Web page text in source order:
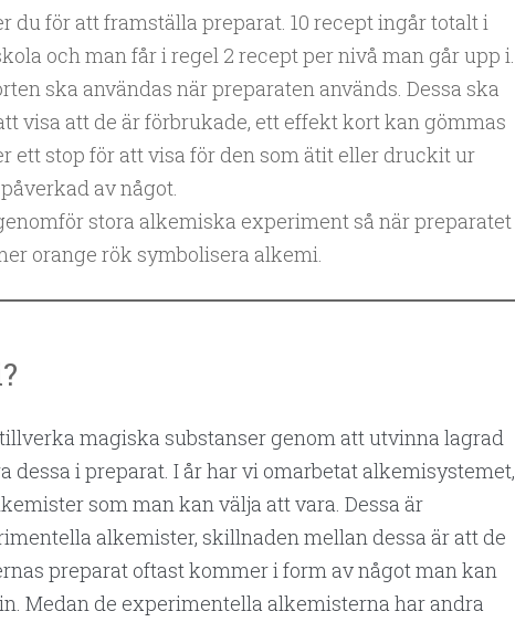
du för att framställa preparat. 10 recept ingår totalt i
och man får i regel 2 recept per nivå man går upp i.
ska användas när preparaten används. Dessa ska
visa att de är förbrukade, ett effekt kort kan gömmas
ett stop för att visa för den som ätit eller druckit ur
av något.
stora alkemiska experiment så när preparatet
orange rök symbolisera alkemi.
magiska substanser genom att utvinna lagrad
dessa i preparat. I år har vi omarbetat alkemisystemet,
som man kan välja att vara. Dessa är
alkemister, skillnaden mellan dessa är att de
preparat oftast kommer i form av något man kan
Medan de experimentella alkemisterna har andra